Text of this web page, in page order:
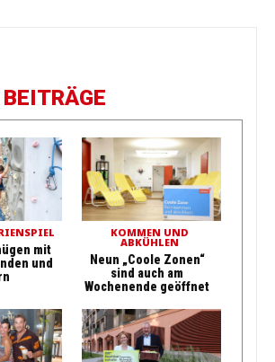
mit
und
KOMMEN UND
ABKÜHLEN
Neun „Coole Zonen“
sind auch am
Wochenende geöffnet